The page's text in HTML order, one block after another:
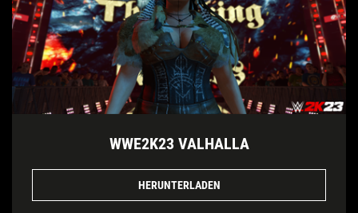
WWE2K23 VALHALLA
HERUNTERLADEN